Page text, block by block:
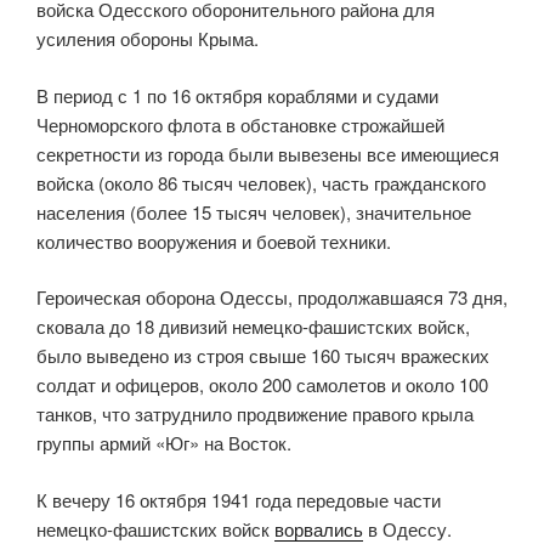
войска Одесского оборонительного района для
усиления обороны Крыма.
В период с 1 по 16 октября кораблями и судами
Черноморского флота в обстановке строжайшей
секретности из города были вывезены все имеющиеся
войска (около 86 тысяч человек), часть гражданского
населения (более 15 тысяч человек), значительное
количество вооружения и боевой техники.
Героическая оборона Одессы, продолжавшаяся 73 дня,
сковала до 18 дивизий немецко-фашистских войск,
было выведено из строя свыше 160 тысяч вражеских
солдат и офицеров, около 200 самолетов и около 100
танков, что затруднило продвижение правого крыла
группы армий «Юг» на Восток.
К вечеру 16 октября 1941 года передовые части
немецко-фашистских войск ворвались в Одессу.